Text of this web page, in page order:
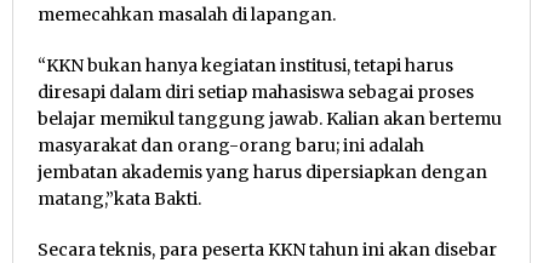
memecahkan masalah di lapangan.
“KKN bukan hanya kegiatan institusi, tetapi harus
diresapi dalam diri setiap mahasiswa sebagai proses
belajar memikul tanggung jawab. Kalian akan bertemu
masyarakat dan orang-orang baru; ini adalah
jembatan akademis yang harus dipersiapkan dengan
matang,”kata Bakti.
Secara teknis, para peserta KKN tahun ini akan disebar